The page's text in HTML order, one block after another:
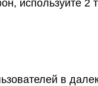
используйте
в